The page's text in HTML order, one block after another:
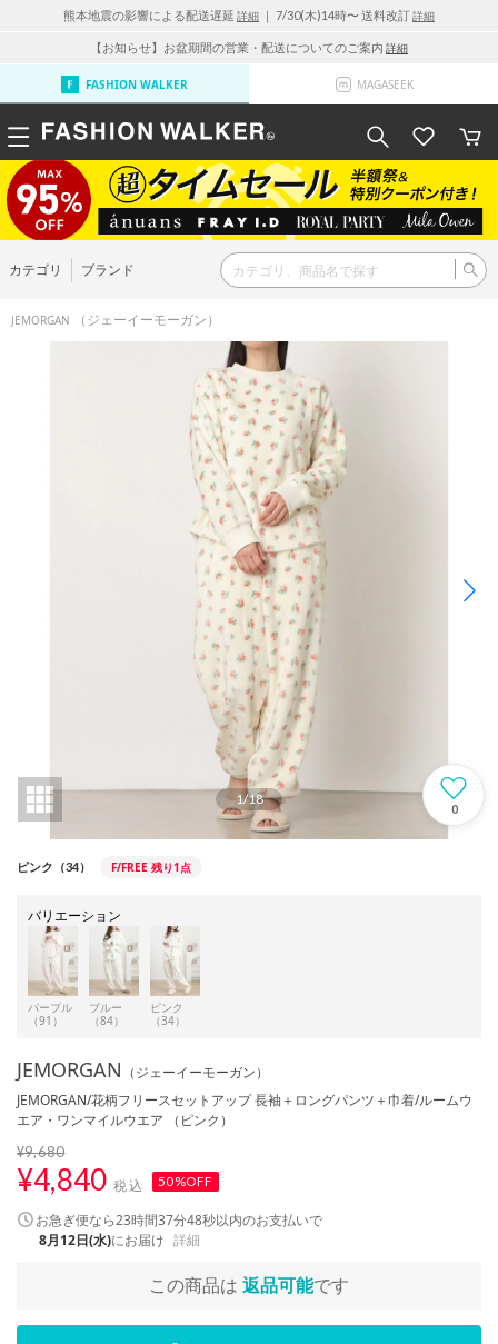
熊本地震の影響による配送遅延 詳細 ｜ 7/30(木)14時〜 送料改訂詳細
【お知らせ】お盆期間の営業・配送についてのご案内 詳細
FASHION WALKER MAGASEEK
カテゴリ ブランド
JEMORGAN （ジェーイーモーガン）
1/18
0
ピンク（34） F/FREE 残り1点
バリエーション
パープル
（91）
ブルー
（84）
ピンク
（34）
JEMORGAN （ジェーイーモーガン）
JEMORGAN/花柄フリースセットアップ 長袖＋ロングパンツ＋巾着/ルームウ
エア・ワンマイルウエア （ピンク）
¥9,680
¥4,840 税込 50%OFF
お急ぎ便なら23時間37分47秒以内のお支払いで
8月12日(水)にお届け 詳細
この商品は 返品可能です